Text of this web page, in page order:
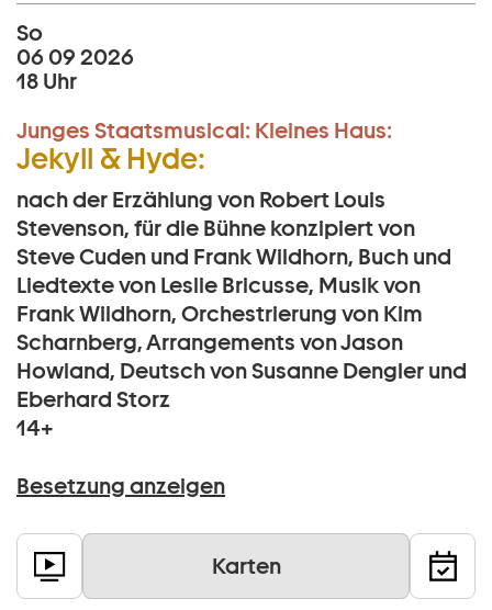
So
06 09 2026
18 Uhr
Junges Staatsmusical: Kleines Haus:
Jekyll & Hyde:
nach der Erzählung von Robert Louis
Stevenson, für die Bühne konzipiert von
Steve Cuden und Frank Wildhorn, Buch und
Liedtexte von Leslie Bricusse, Musik von
Frank Wildhorn, Orchestrierung von Kim
Scharnberg, Arrangements von Jason
Howland, Deutsch von Susanne Dengler und
Eberhard Storz
14+
Besetzung anzeigen
Karten